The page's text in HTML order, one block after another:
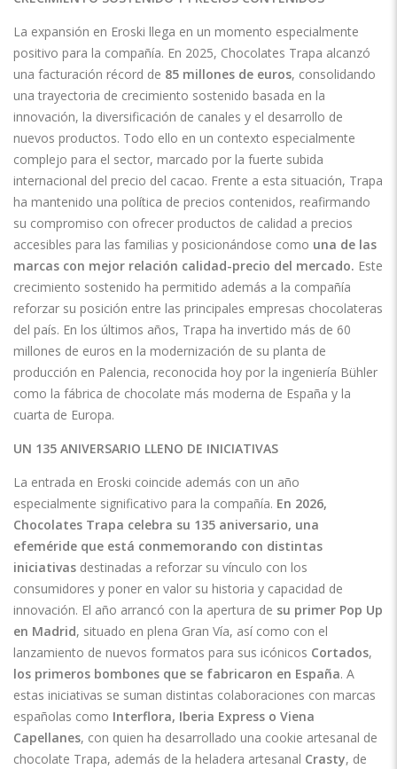
La expansión en Eroski llega en un momento especialmente
positivo para la compañía. En 2025, Chocolates Trapa alcanzó
una facturación récord de 85 millones de euros, consolidando
una trayectoria de crecimiento sostenido basada en la
innovación, la diversificación de canales y el desarrollo de
nuevos productos. Todo ello en un contexto especialmente
complejo para el sector, marcado por la fuerte subida
internacional del precio del cacao. Frente a esta situación, Trapa
ha mantenido una política de precios contenidos, reafirmando
su compromiso con ofrecer productos de calidad a precios
accesibles para las familias y posicionándose como una de las
marcas con mejor relación calidad-precio del mercado. Este
crecimiento sostenido ha permitido además a la compañía
reforzar su posición entre las principales empresas chocolateras
del país. En los últimos años, Trapa ha invertido más de 60
millones de euros en la modernización de su planta de
producción en Palencia, reconocida hoy por la ingeniería Bühler
como la fábrica de chocolate más moderna de España y la
cuarta de Europa.
UN 135 ANIVERSARIO LLENO DE INICIATIVAS
La entrada en Eroski coincide además con un año
especialmente significativo para la compañía. En 2026,
Chocolates Trapa celebra su 135 aniversario, una
efeméride que está conmemorando con distintas
iniciativas destinadas a reforzar su vínculo con los
consumidores y poner en valor su historia y capacidad de
innovación. El año arrancó con la apertura de su primer Pop Up
en Madrid, situado en plena Gran Vía, así como con el
lanzamiento de nuevos formatos para sus icónicos Cortados,
los primeros bombones que se fabricaron en España. A
estas iniciativas se suman distintas colaboraciones con marcas
españolas como Interflora, Iberia Express o Viena
Capellanes, con quien ha desarrollado una cookie artesanal de
chocolate Trapa, además de la heladera artesanal Crasty, de